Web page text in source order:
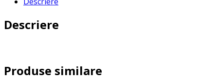
grila
Abegg
40
Descriere
Produse similare